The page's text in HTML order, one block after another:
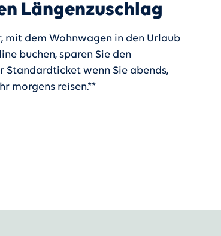
Längenzuschlag
mit dem Wohnwagen in den Urlaub
buchen, sparen Sie den
Standardticket wenn Sie abends,
morgens reisen.**